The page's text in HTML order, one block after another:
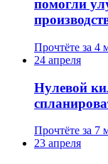
помогли
Прочтёте за 4
24 апреля
Нулевой
Прочтёте за 7
23 апреля